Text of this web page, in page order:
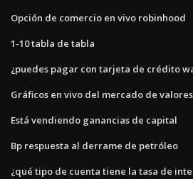
Opción de comercio en vivo robinhood
1-10 tabla de tabla
¿puedes pagar con tarjeta de crédito
Gráficos en vivo del mercado de
Está vendiendo ganancias de capital
Bp respuesta al derrame de petróleo
¿qué tipo de cuenta tiene la tasa de